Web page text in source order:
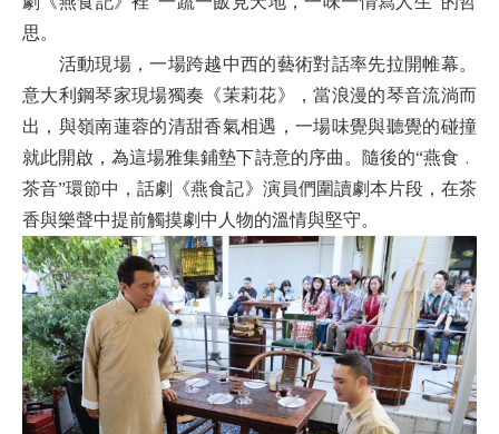
思。
活動現場，一場跨越中西的藝術對話率先拉開帷幕。
意大利鋼琴家現場獨奏《茉莉花》，當浪漫的琴音流淌而
出，與嶺南蓮蓉的清甜香氣相遇，一場味覺與聽覺的碰撞
就此開啟，為這場雅集鋪墊下詩意的序曲。隨後的“燕食﹒
茶音”環節中，話劇《燕食記》演員們圍讀劇本片段，在茶
香與樂聲中提前觸摸劇中人物的溫情與堅守。